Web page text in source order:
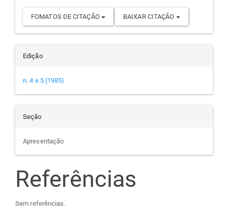
FOMATOS DE CITAÇÃO BAIXAR CITAÇÃO
Edição
n. 4 e 5 (1985)
Seção
Apresentação
Referências
Sem referências.